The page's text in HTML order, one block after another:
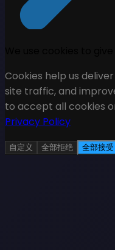
Cookies help us
site traffic, and
to accept all cookies
Privacy Policy
自定义 全部拒绝 全部接受